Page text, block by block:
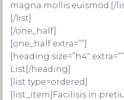
magna mollis euismod.[/
[/list]
[/one_half]
[one_half extra=””]
[heading size=”h4″
List[/heading]
[list type=ordered]
[list_item]Facilisis in